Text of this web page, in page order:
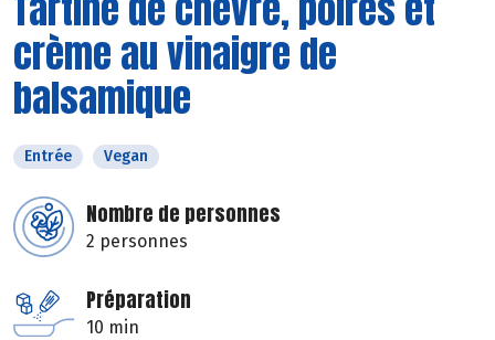
crème au vinaigre de
balsamique
Entrée Vegan
Nombre de personnes
2 personnes
Préparation
10 min